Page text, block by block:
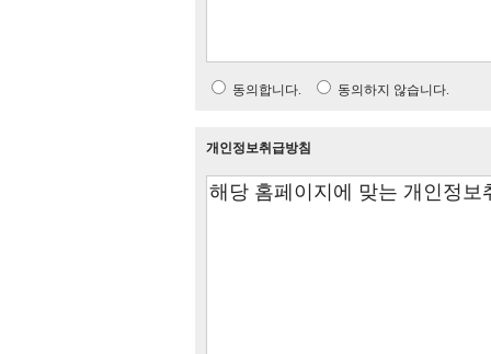
동의합니다. 동의하지 않습니다.
개인정보취급방침